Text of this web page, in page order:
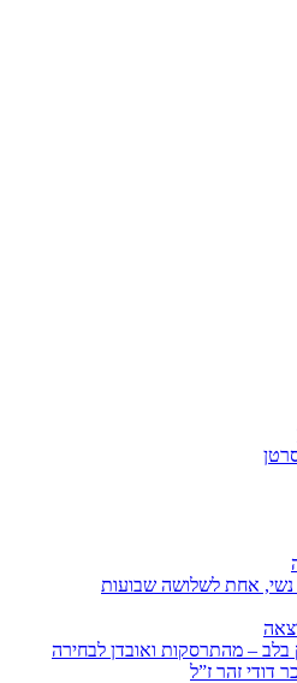
נשי, אחת לשלושה שבועות
בלב – מהתרסקות ואובדן לבחירה
דודי זהר ז”ל